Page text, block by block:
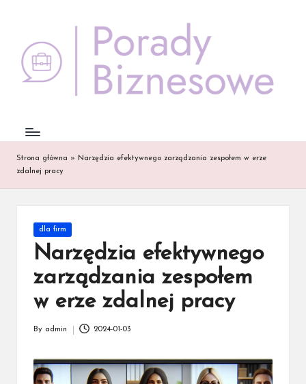
content
Strona główna »
Narzędzia efektywnego zarządzania zespołem w erze
zdalnej pracy
Posted
in
dla firm
Narzędzia efektywnego
zarządzania zespołem
w erze zdalnej pracy
By admin 2024-01-03